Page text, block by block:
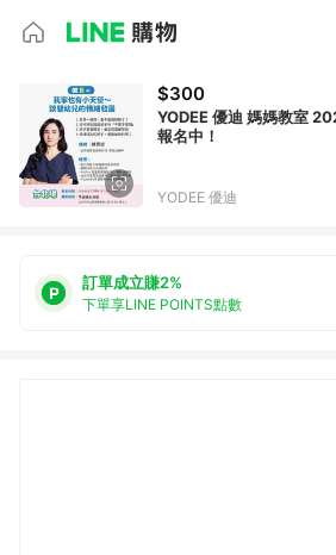
$300
YODEE 優迪 媽媽教室
報名中！
YODEE 優迪
訂單成立賺2%
下單享LINE POINTS點數